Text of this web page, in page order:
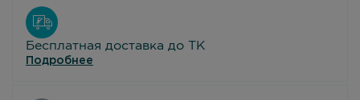
Бесплатная доставка до ТК
Подробнее